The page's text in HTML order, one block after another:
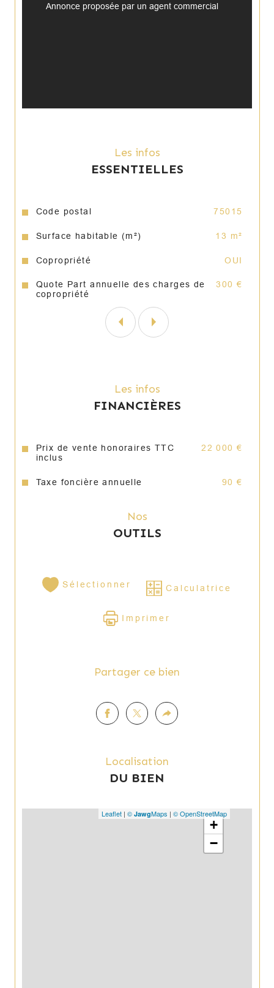
Les infos
ESSENTIELLES
Caractéristiques Valeurs
Code postal 75015
Surface habitable (m²) 13 m²
Copropriété OUI
Quote Part annuelle des charges de
copropriété
300 €
Annonce proposée par un agent commercial
Les infos
FINANCIÈRES
Prix de vente honoraires TTC
inclus
22 000 €
Taxe foncière annuelle 90 €
Nos
OUTILS
Sélectionner Calculatrice
Imprimer
Partager ce bien
Localisation
DU BIEN
+
−
Leaflet | © JawgMaps | © OpenStreetMap